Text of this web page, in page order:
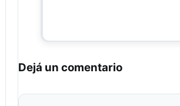
Dejá un comentario